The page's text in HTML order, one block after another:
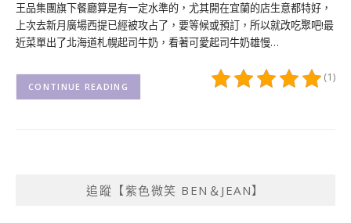
王品集團旗下餐廳算是有一定水準的，尤其開在宜蘭的店生意都特好，
上次去新月廣場西提已經被攻占了，要等候或預訂，所以就改吃聚吧!最
近菜單出了北海道札幌起司牛奶，看著可愛起司牛奶雄慢…
(1)
CONTINUE READING
追蹤【紫色微笑 BEN＆JEAN】